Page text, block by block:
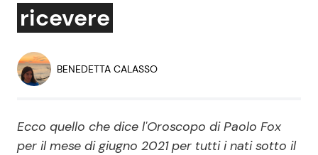
Dal Mondo
Economia
Persone Scomparse
Politica Reality e Talent
ricevere
BENEDETTA CALASSO
Ecco quello che dice l'Oroscopo di Paolo Fox
per il mese di giugno 2021 per tutti i nati sotto il